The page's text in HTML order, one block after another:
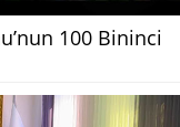
100 Bininci